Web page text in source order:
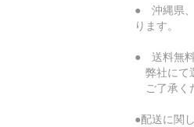
● 沖縄県、
ります。
● 送料無
弊社にて
ご了承く
●配送に関